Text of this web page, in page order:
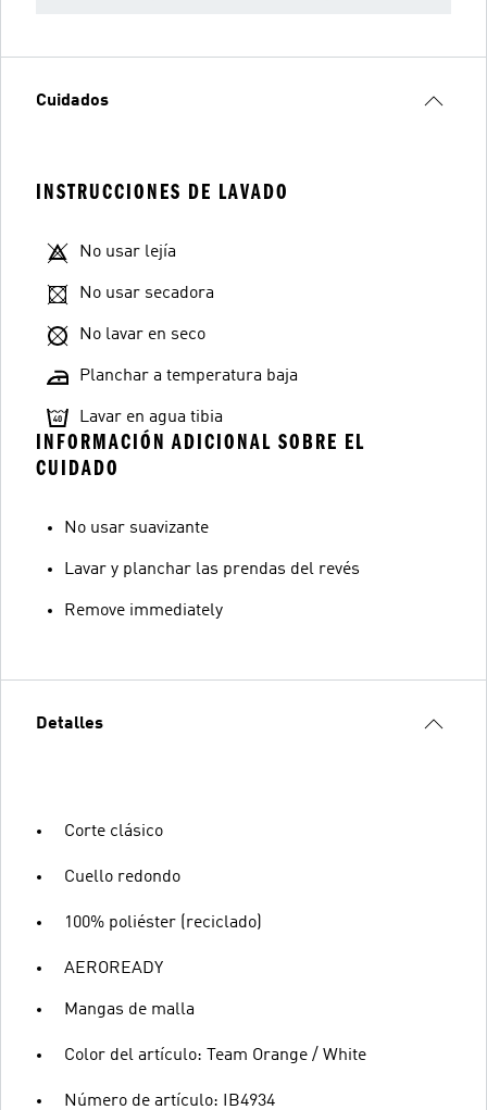
Cuidados
INSTRUCCIONES DE LAVADO
No usar lejía
No usar secadora
No lavar en seco
Planchar a temperatura baja
Lavar en agua tibia
INFORMACIÓN ADICIONAL SOBRE EL
CUIDADO
No usar suavizante
Lavar y planchar las prendas del revés
Remove immediately
Detalles
Corte clásico
Cuello redondo
100% poliéster (reciclado)
AEROREADY
Mangas de malla
Color del artículo: Team Orange / White
Número de artículo: IB4934